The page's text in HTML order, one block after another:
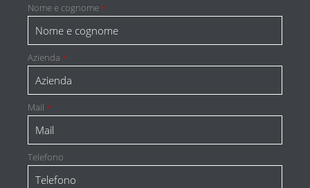
Nome e cognome *
Azienda *
Mail *
Telefono